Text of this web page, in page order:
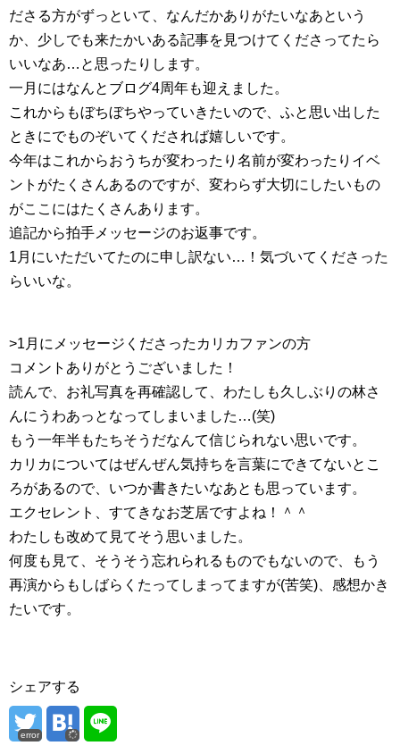
ださる方がずっといて、なんだかありがたいなあという
か、少しでも来たかいある記事を見つけてくださってたら
いいなあ…と思ったりします。
一月にはなんとブログ4周年も迎えました。
これからもぼちぼちやっていきたいので、ふと思い出した
ときにでものぞいてくだされば嬉しいです。
今年はこれからおうちが変わったり名前が変わったりイベ
ントがたくさんあるのですが、変わらず大切にしたいもの
がここにはたくさんあります。
追記から拍手メッセージのお返事です。
1月にいただいてたのに申し訳ない…！気づいてくださった
らいいな。
>1月にメッセージくださったカリカファンの方
コメントありがとうございました！
読んで、お礼写真を再確認して、わたしも久しぶりの林さ
んにうわあっとなってしまいました…(笑)
もう一年半もたちそうだなんて信じられない思いです。
カリカについてはぜんぜん気持ちを言葉にできてないとこ
ろがあるので、いつか書きたいなあとも思っています。
エクセレント、すてきなお芝居ですよね！＾＾
わたしも改めて見てそう思いました。
何度も見て、そうそう忘れられるものでもないので、もう
再演からもしばらくたってしまってますが(苦笑)、感想かき
たいです。
シェアする
error